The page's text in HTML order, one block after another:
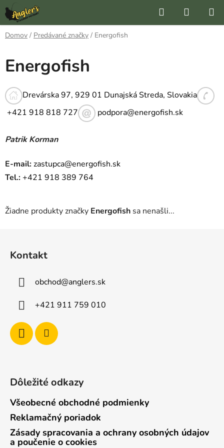
Prejsť
na
obsah
Hľadať
KOŠÍK
Domov / Predávané značky / Energofish
Energofish
Drevárska 97, 929 01 Dunajská Streda, Slovakia
+421 918 818 727
podpora@energofish.sk
Patrik Korman
E-mail:zastupca@energofish.sk
Tel.:+421 918 389 764
Žiadne produkty značky Energofish sa nenašli...
Kontakt
obchod@anglers.sk
+421 911 759 010
Dôležité odkazy
Všeobecné obchodné podmienky
Reklamačný poriadok
Zásady spracovania a ochrany osobných údajov
a poučenie o cookies